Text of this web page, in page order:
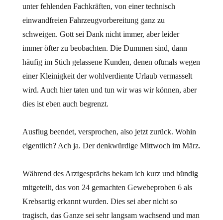
unter fehlenden Fachkräften, von einer technisch
einwandfreien Fahrzeugvorbereitung ganz zu
schweigen. Gott sei Dank nicht immer, aber leider
immer öfter zu beobachten. Die Dummen sind, dann
häufig im Stich gelassene Kunden, denen oftmals wegen
einer Kleinigkeit der wohlverdiente Urlaub vermasselt
wird. Auch hier taten und tun wir was wir können, aber
dies ist eben auch begrenzt.
Ausflug beendet, versprochen, also jetzt zurück. Wohin
eigentlich? Ach ja. Der denkwürdige Mittwoch im März.
Während des Arztgesprächs bekam ich kurz und bündig
mitgeteilt, das von 24 gemachten Gewebeproben 6 als
Krebsartig erkannt wurden. Dies sei aber nicht so
tragisch, das Ganze sei sehr langsam wachsend und man